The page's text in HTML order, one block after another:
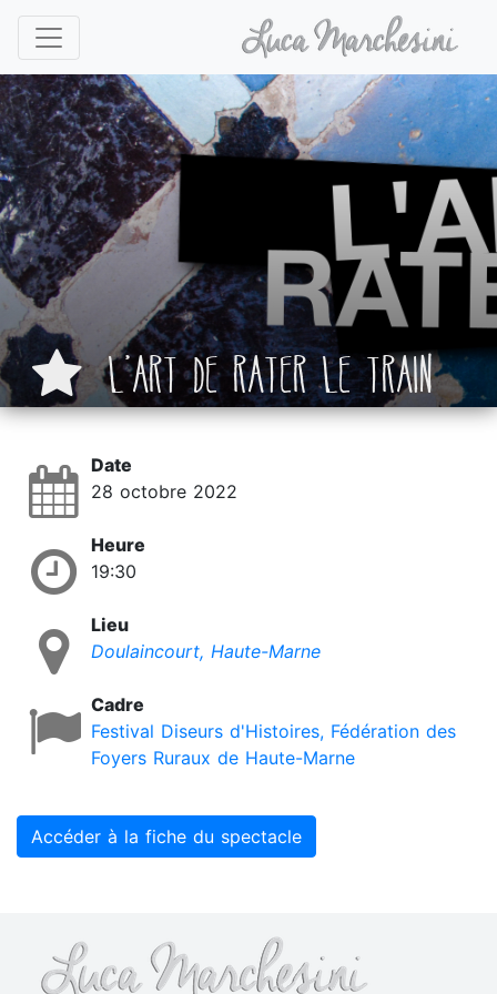
L’ART DE RATER LE TRAIN
Date
28 octobre 2022
Heure
19:30
Lieu
Doulaincourt, Haute-Marne
Cadre
Festival Diseurs d'Histoires, Fédération des
Foyers Ruraux de Haute-Marne
Accéder à la fiche du spectacle